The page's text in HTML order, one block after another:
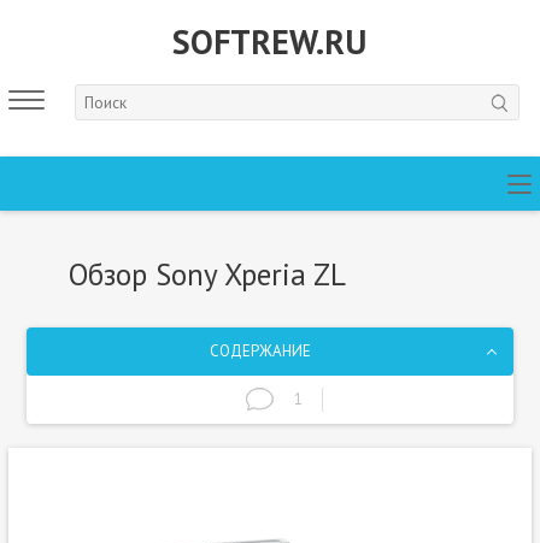
SOFTREW.RU
Обзор Sony Xperia ZL
СОДЕРЖАНИЕ
1